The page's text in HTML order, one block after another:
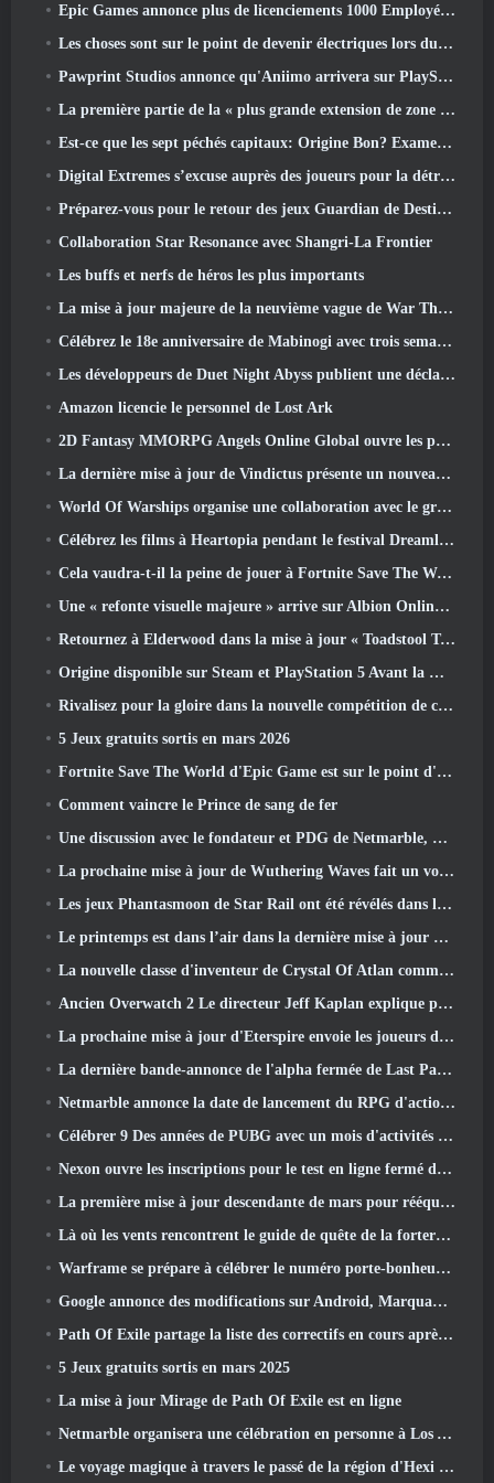
Epic Games annonce plus de licenciements 1000 Employés, Citant « Recul de l’engagement Fortnite »
Les choses sont sur le point de devenir électriques lors du prochain événement de réplique d’Apex Legends
Pawprint Studios annonce qu'Aniimo arrivera sur PlayStation 5 Et l'Epic Games Store lors des lancements
La première partie de la « plus grande extension de zone » de l’histoire de RuneScape est lancée aujourd’hui
Est-ce que les sept péchés capitaux: Origine Bon? Examen honnête
Digital Extremes s’excuse auprès des joueurs pour la détresse causée par les « invitations néfastes » dans Warframe
Préparez-vous pour le retour des jeux Guardian de Destiny 2
Collaboration Star Resonance avec Shangri-La Frontier
Les buffs et nerfs de héros les plus importants
La mise à jour majeure de la neuvième vague de War Thunder améliore l'apparence des batailles navales avec des visuels aquatiques améliorés
Célébrez le 18e anniversaire de Mabinogi avec trois semaines d'événements et de récompenses
Les développeurs de Duet Night Abyss publient une déclaration officielle concernant un récent incident de logiciel malveillant suite à la mise à jour du jeu
Amazon licencie le personnel de Lost Ark
2D Fantasy MMORPG Angels Online Global ouvre les pré-inscriptions
La dernière mise à jour de Vindictus présente un nouveau raid où les joueurs affronteront le gardien de Caliburn
World Of Warships organise une collaboration avec le groupe de heavy metal suédois Sabaton
Célébrez les films à Heartopia pendant le festival Dreamlight Cinematics
Cela vaudra-t-il la peine de jouer à Fortnite Save The World une fois qu'il sera gratuit?
Une « refonte visuelle majeure » arrive sur Albion Online en avril
Retournez à Elderwood dans la mise à jour « Toadstool Tales » de Palia
Origine disponible sur Steam et PlayStation 5 Avant la marche 23 Lancement
Rivalisez pour la gloire dans la nouvelle compétition de champions d'Eridu's Hollow dans la prochaine mise à jour de Zenless Zone Zero
5 Jeux gratuits sortis en mars 2026
Fortnite Save The World d'Epic Game est sur le point d'être gratuit
Comment vaincre le Prince de sang de fer
Une discussion avec le fondateur et PDG de Netmarble, Ken Kim, à propos de MONGIL: Plongée dans les étoiles
La prochaine mise à jour de Wuthering Waves fait un voyage du « côté obscur »
Les jeux Phantasmoon de Star Rail ont été révélés dans le 4.1 Programme spécial
Le printemps est dans l’air dans la dernière mise à jour de Thrones et Liberty
La nouvelle classe d'inventeur de Crystal Of Atlan commande les Mechs Magitech au combat
Ancien Overwatch 2 Le directeur Jeff Kaplan explique pourquoi il a laissé Blizzard
La prochaine mise à jour d'Eterspire envoie les joueurs dans les mines naines
La dernière bande-annonce de l'alpha fermée de Last Paradise est une œuvre d'art petite mais terrifiante
Netmarble annonce la date de lancement du RPG d'action et de dressage de monstres Mongil: Plongée dans les étoiles
Célébrer 9 Des années de PUBG avec un mois d'activités spéciales
Nexon ouvre les inscriptions pour le test en ligne fermé d'avril de MapleStory Classic World
La première mise à jour descendante de mars pour rééquilibrer le partage et introduire du nouveau contenu
Là où les vents rencontrent le guide de quête de la forteresse de Whitecrown
Warframe se prépare à célébrer le numéro porte-bonheur 13 Avec des événements d'anniversaire
Google annonce des modifications sur Android, Marquant le retour de Fortnite sur le Play Store
Path Of Exile partage la liste des correctifs en cours après le lancement de Mirage
5 Jeux gratuits sortis en mars 2025
La mise à jour Mirage de Path Of Exile est en ligne
Netmarble organisera une célébration en personne à Los Angeles. Avant les sept péchés capitaux: Lancement d'origine
Le voyage magique à travers le passé de la région d'Hexi commence là où les vents se rencontrent aujourd'hui